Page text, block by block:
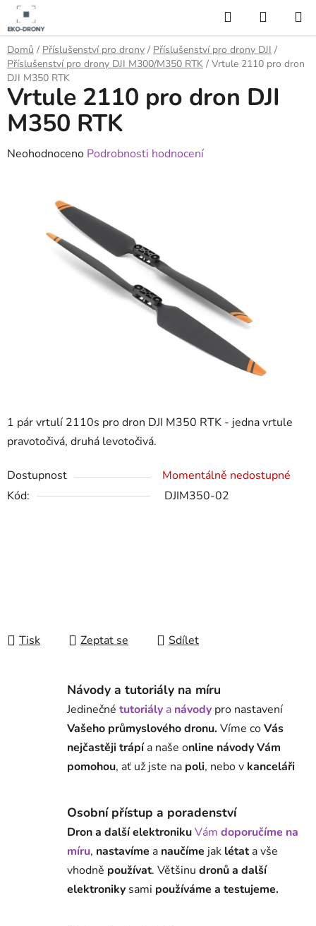
Přejít
obsah
Hledat
KOŠÍK
Domů / Příslušenství pro drony / Příslušenství pro drony DJI /
Příslušenství pro drony DJI M300/M350 RTK / Vrtule 2110 pro dron
DJI M350 RTK
1 pár vrtulí 2110s pro dron DJI M350 RTK - jedna vrtule
pravotočivá, druhá levotočivá.
Dostupnost
Momentálně nedostupné
Kód:
DJIM350-02
Tisk Zeptat se Sdílet
Vrtule 2110 pro dron DJI
M350 RTK
Průměrné
Neohodnoceno Podrobnosti hodnocení
Návody a tutoriály na míru
Jedinečné tutoriály a návody pro nastavení
Vašeho průmyslového dronu. Víme coVás
nejčastěji trápía naše online návody Vám
pomohou, ať už jste na poli, nebo v kanceláři
Osobní přístup a poradenství
Dron a další elektronikuVám doporučíme na
míru, nastavíme a naučíme jak létata vše
vhodně používat. Většinu dronů a další
elektroniky sami používáme a testujeme.